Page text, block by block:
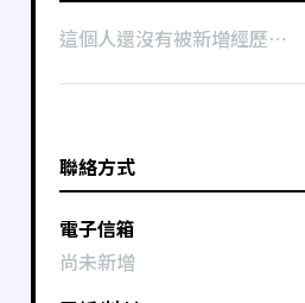
這個人還沒有被新增經歷⋯
聯絡方式
電子信箱
尚未新增